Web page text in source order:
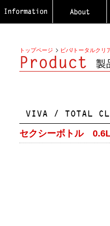
トップページ ビバ/トータルクリ
セクシーボトル